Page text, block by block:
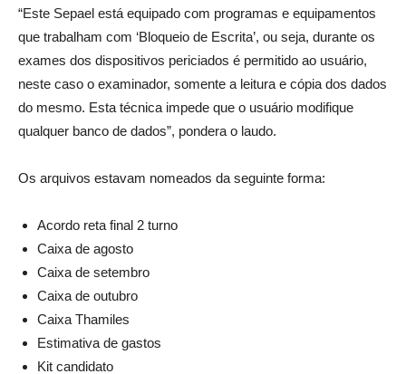
“Este Sepael está equipado com programas e equipamentos
que trabalham com ‘Bloqueio de Escrita’, ou seja, durante os
exames dos dispositivos periciados é permitido ao usuário,
neste caso o examinador, somente a leitura e cópia dos dados
do mesmo. Esta técnica impede que o usuário modifique
qualquer banco de dados”, pondera o laudo.
Os arquivos estavam nomeados da seguinte forma:
Acordo reta final 2 turno
Caixa de agosto
Caixa de setembro
Caixa de outubro
Caixa Thamiles
Estimativa de gastos
Kit candidato